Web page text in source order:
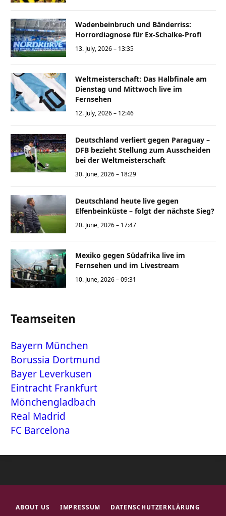
Wadenbeinbruch und Bänderriss:
Horrordiagnose für Ex-Schalke-Profi
13. July, 2026 – 13:35
Weltmeisterschaft: Das Halbfinale am
Dienstag und Mittwoch live im
Fernsehen
12. July, 2026 – 12:46
Deutschland verliert gegen Paraguay –
DFB bezieht Stellung zum Ausscheiden
bei der Weltmeisterschaft
30. June, 2026 – 18:29
Deutschland heute live gegen
Elfenbeinküste – folgt der nächste Sieg?
20. June, 2026 – 17:47
Mexiko gegen Südafrika live im
Fernsehen und im Livestream
10. June, 2026 – 09:31
Teamseiten
Bayern München
Borussia Dortmund
Bayer Leverkusen
Eintracht Frankfurt
Mönchengladbach
Real Madrid
FC Barcelona
ABOUT US IMPRESSUM DATENSCHUTZERKLÄRUNG